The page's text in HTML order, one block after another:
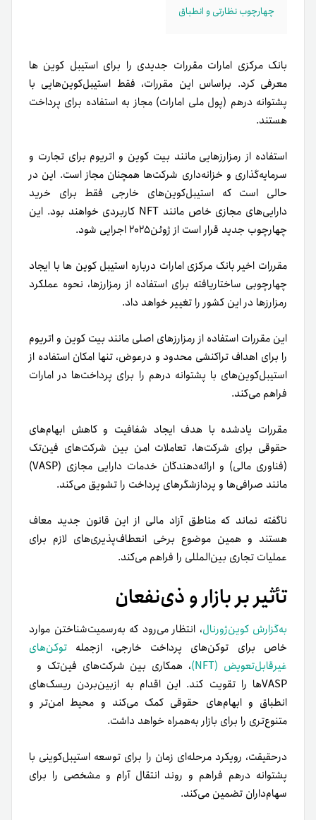
چهارچوب نظارتی و انطباق
بانک مرکزی امارات مقررات جدیدی را برای استیبل کوین ها
معرفی کرد. براساس این مقررات، فقط استیبل‌کوین‌هایی با
پشتوانه درهم (پول ملی امارات) مجاز به استفاده برای پرداخت
هستند.
استفاده از رمزارزهایی مانند بیت کوین و اتریوم برای تجارت و
سرمایه‌گذاری و خزانه‌داری شرکت‌ها همچنان مجاز است. این در
حالی‌ است که استیبل‌کوین‌های خارجی فقط برای خرید
دارایی‌های مجازی خاص مانند NFT کاربردی خواهند بود. این
چهارچوب جدید قرار است از ژوئن‌۲۰۲۵ اجرایی شود.
مقررات اخیر بانک مرکزی امارات درباره استیبل کوین ها با ایجاد
چهارچوبی ساختاریافته برای استفاده از رمزارزها، نحوه عملکرد
رمزارزها در این کشور را تغییر خواهد داد.
این مقررات استفاده از رمزارزهای اصلی مانند بیت کوین و اتریوم
را برای اهداف تراکنشی محدود و درعوض، تنها امکان استفاده از
استیبل‌کوین‌های با پشتوانه درهم را برای پرداخت‌ها در امارات
فراهم می‌کند.
مقررات یادشده با هدف ایجاد شفافیت و کاهش ابهام‌های
حقوقی برای شرکت‌ها، تعاملات امن بین شرکت‌های فین‌تک
(فناوری مالی) و ارائه‌دهندگان خدمات دارایی مجازی (VASP)
مانند صرافی‌ها و پردازشگرهای پرداخت را تشویق می‌کند.
ناگفته نماند که مناطق آزاد مالی از این قانون جدید معاف
هستند و همین موضوع برخی انعطاف‌پذیری‌های لازم برای
عملیات تجاری بین‌المللی را فراهم می‌کند.
تأثیر بر بازار و ذی‌نفعان
به‌گزارش کوین‌ژورنال، انتظار می‌رود که به‌رسمیت‌شناختن موارد
خاص برای توکن‌های پرداخت خارجی، ازجمله توکن‌های
غیرقابل‌تعویض (NFT)
، همکاری بین شرکت‌های فین‌تک و
VASPها را تقویت کند. این اقدام به ازبین‌بردن ریسک‌های
انطباق و ابهام‌های حقوقی کمک می‌کند و محیط امن‌تر و
متنوع‌تری را برای بازار به‌همراه خواهد داشت.
درحقیقت، رویکرد مرحله‌ای زمان را برای توسعه استیبل‌کوینی با
پشتوانه درهم فراهم و روند انتقال آرام و مشخصی را برای
سهام‌داران تضمین می‌کند.